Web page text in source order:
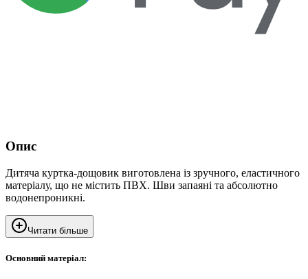
Опис
Дитяча куртка-дощовик виготовлена із зручного, еластичного
матеріалу, що не містить ПВХ. Шви запаяні та абсолютно
водонепроникні.
Читати більше
Основний матеріал: